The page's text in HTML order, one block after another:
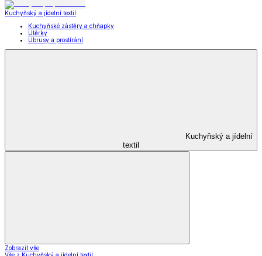
Kuchyňský a jídelní textil
Kuchyňské zástěry a chňapky
Utěrky
Ubrusy a prostírání
Kuchyňský a jídelní
textil
Zobrazit vše